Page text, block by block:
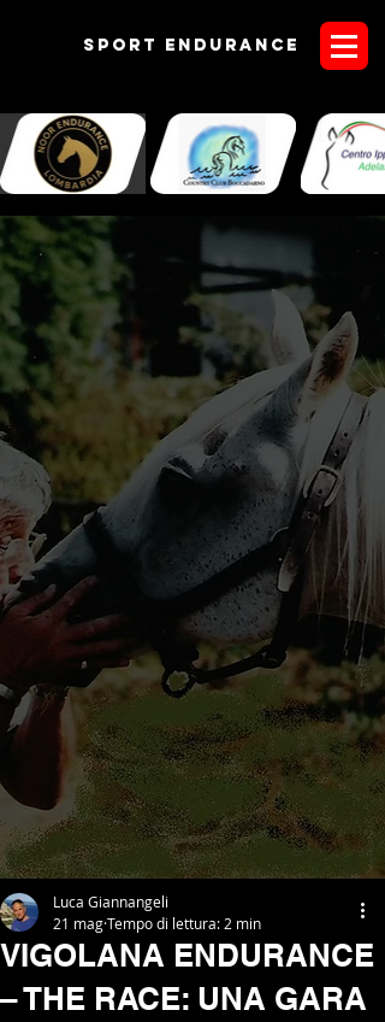
Sport endurANCE
VIGOLANA ENDURANCE
– THE RACE: UNA GARA
Luca Giannangeli
21 magTempo di lettura: 2 min